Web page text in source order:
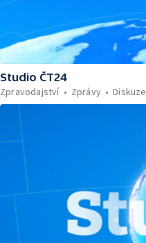
Studio ČT24
Zpravodajství
Zprávy Diskuze